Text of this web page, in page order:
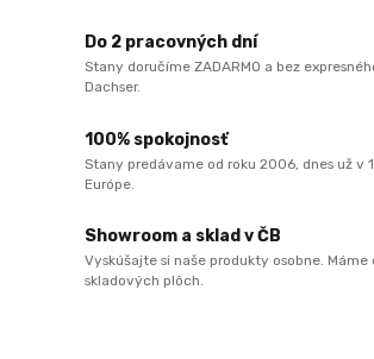
Do 2 pracovných dní
Stany doručíme ZADARMO a bez
Dachser.
100% spokojnosť
Stany predávame od roku 2006, dnes už v
Európe.
Showroom a sklad v ČB
Vyskúšajte si naše produkty osobne. Máme
skladových plôch.